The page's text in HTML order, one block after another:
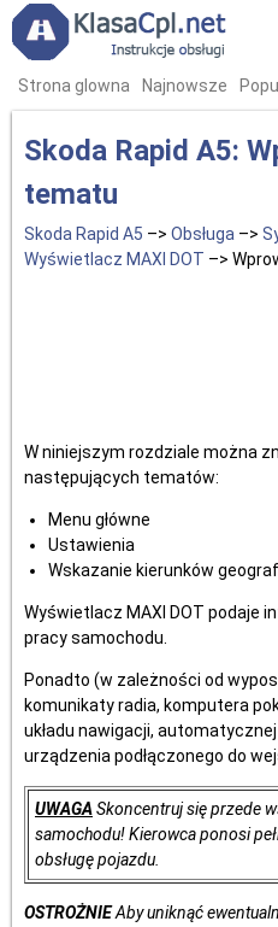
Strona glowna Najnowsze
Skoda Rapid A5:
tematu
Skoda Rapid A5 –> Obsługa –>
Wyświetlacz MAXI DOT –>
W niniejszym rozdziale można
następujących tematów:
Menu główne
Ustawienia
Wskazanie kierunków
Wyświetlacz MAXI DOT podaje
pracy samochodu.
Ponadto (w zależności od
komunikaty radia, komputera
układu nawigacji,
urządzenia podłączonego do
UWAGASkoncentruj się przede
samochodu! Kierowca ponosi
obsługę pojazdu.
OSTROŻNIEAby uniknąć